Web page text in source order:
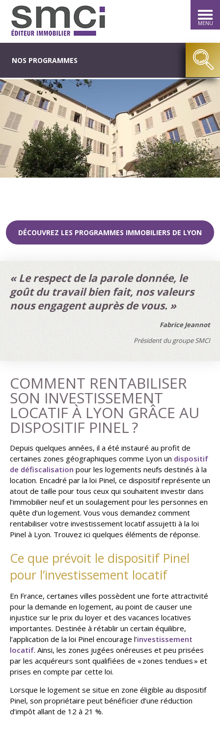
MENU
NOS PROGRAMMES
DÉCOUVREZ LES PROGRAMMES IMMOBILIERS DE LYON
« Le respect de la parole donnée, le
goût du travail bien fait, nos valeurs
nous engagent auprès de vous. »
Fabrice Jeannot
Président du groupe SMCI
COMMENT RENTABILISER
SON INVESTISSEMENT
LOCATIF À LYON GRÂCE AU
DISPOSITIF PINEL ?
Depuis quelques années, il a été instauré au profit de
certaines zones géographiques comme Lyon un dispositif
de défiscalisation pour les logements neufs destinés à la
location. Encadré par la loi Pinel, ce dispositif représente un
atout de taille pour tous ceux qui souhaitent investir dans
l’immobilier neuf et un soulagement pour les personnes en
quête d’un logement. Vous vous demandez comment
rentabiliser votre investissement locatif assujetti à la loi
Pinel à Lyon. Trouvez ici quelques éléments de réponse.
Ce que prévoit le dispositif Pinel
pour l’investissement locatif
En France, certaines villes possèdent une forte attractivité
pour la demande en logement, au point de causer une
injustice sur le prix du loyer et des vacances locatives
importantes. Destinée à rétablir un certain équilibre,
l’application de la loi Pinel encourage l’investissement
locatif. Ainsi, les zones jugées onéreuses et peu prisées
par les acquéreurs sont qualifiées de « zones tendues » et
prises en compte par cette loi.
Lorsque le logement se situe en zone éligible au dispositif
Pinel, son propriétaire peut bénéficier d’une réduction
d’impôt allant de 12 à 21 %.